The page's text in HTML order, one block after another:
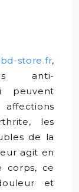
store.fr,
anti-
peuvent
les
de la
agit en
corps, ce
et